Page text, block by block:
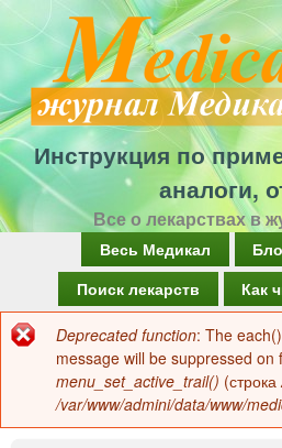
Перейти
к
основному
содержанию
Инструкция по
аналоги,
Все о лекарствах в
а
в
о
Весь Медикал
Поиск лекарств
Как
Сообщение
об
ошибке
Deprecated function: The
message will be suppressed
menu_set_active_trail() (строка
/var/www/admini/data/www/